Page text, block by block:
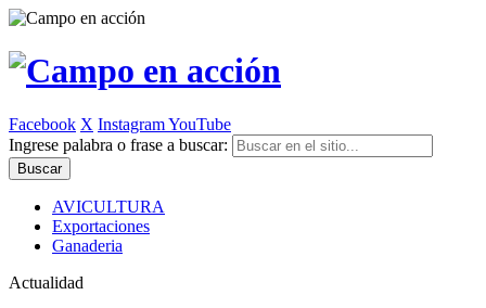
Facebook X InstagramYouTube
Ingrese palabra o frase a buscar:
AVICULTURA
Exportaciones
Ganaderia
Actualidad